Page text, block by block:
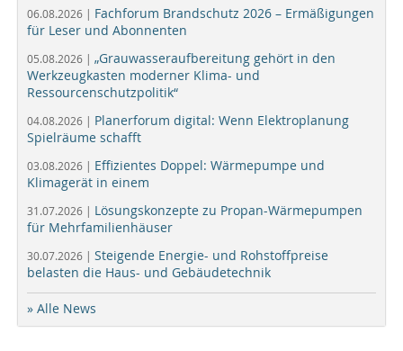
06.08.2026 | Fachforum Brandschutz 2026 – Ermäßigungen
für Leser und Abonnenten
05.08.2026 | „Grauwasseraufbereitung gehört in den
Werkzeugkasten moderner Klima- und
Ressourcenschutzpolitik“
04.08.2026 | Planerforum digital: Wenn Elektroplanung
Spielräume schafft
03.08.2026 | Effizientes Doppel: Wärmepumpe und
Klimagerät in einem
31.07.2026 | Lösungskonzepte zu Propan-Wärmepumpen
für Mehrfamilienhäuser
30.07.2026 | Steigende Energie- und Rohstoffpreise
belasten die Haus- und Gebäudetechnik
» Alle News